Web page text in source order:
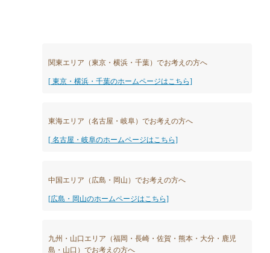
関東エリア（東京・横浜・千葉）でお考えの方へ
[ 東京・横浜・千葉のホームページはこちら]
東海エリア（名古屋・岐阜）でお考えの方へ
[ 名古屋・岐阜のホームページはこちら]
中国エリア（広島・岡山）でお考えの方へ
[広島・岡山のホームページはこちら]
九州・山口エリア（福岡・長崎・佐賀・熊本・大分・鹿児
島・山口）でお考えの方へ